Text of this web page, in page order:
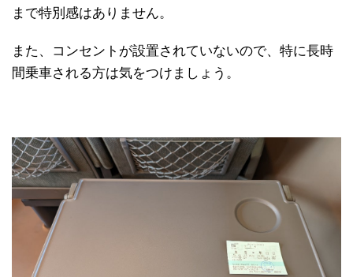
まで特別感はありません。
また、コンセントが設置されていないので、特に長時
間乗車される方は気をつけましょう。